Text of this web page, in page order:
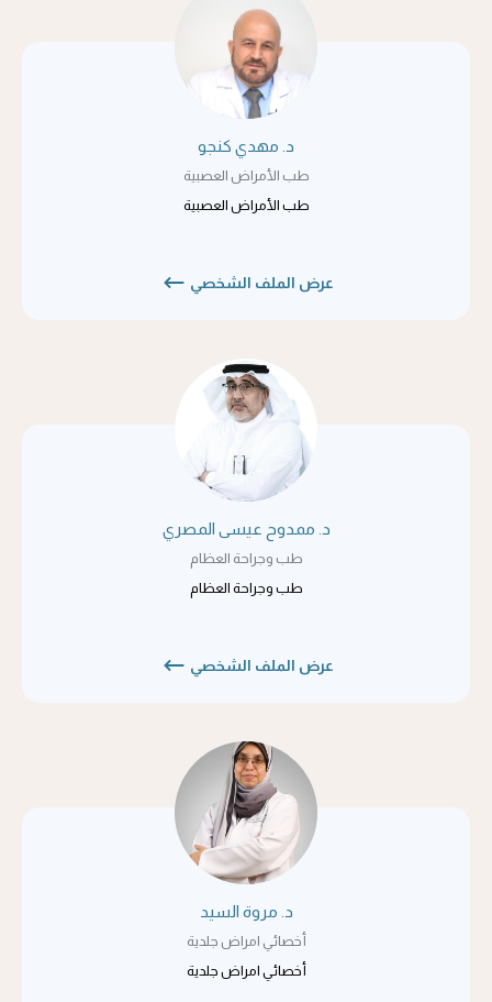
د. مهدي كنجو
طب الأمراض العصبية
طب الأمراض العصبية
عرض الملف الشخصي
د. ممدوح عيسى المصري
طب وجراحة العظام
طب وجراحة العظام
عرض الملف الشخصي
د. مروة السيد
أخصائي امراض جلدية
أخصائي امراض جلدية